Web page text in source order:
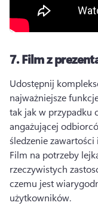
7.Film z
Udostępnij
najważniejsze
tak jak w przypadku
angażującej
Film na potrzeby
rzeczywistych
czemu jest
użytkowników.